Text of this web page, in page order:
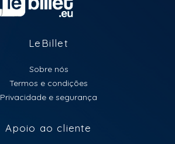
LeBillet
Sobre nós
Termos e condições
Privacidade e segurança
Apoio ao cliente